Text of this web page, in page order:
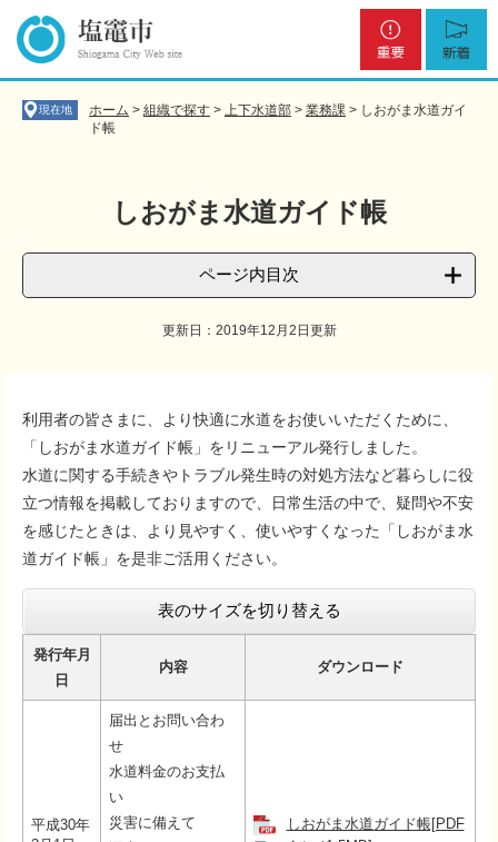
の
ー
現在地 ホーム > 組織で探す > 上下水道部 > 業務課 > しおがま水道ガイ
ド帳
しおがま水道ガイド帳
ページ内目次
更新日：2019年12月2日更新
利用者の皆さまに、より快適に水道をお使いいただくために、
「しおがま水道ガイド帳」をリニューアル発行しました。
水道に関する手続きやトラブル発生時の対処方法など暮らしに役
立つ情報を掲載しておりますので、日常生活の中で、疑問や不安
を感じたときは、より見やすく、使いやすくなった「しおがま水
道ガイド帳」を是非ご活用ください。
表のサイズを切り替える
発行年月
日
内容 ダウンロード
平成30年
届出とお問い合わ
せ
水道料金のお支払
い
災害に備えて
しおがま水道ガイド帳[PDF